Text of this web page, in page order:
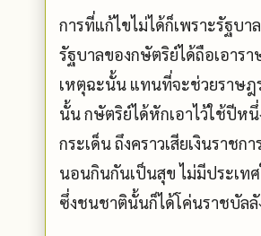
การที่แก้ไขไม่ได้ก็เพราะรัฐบ
รัฐบาลของกษัตริย์ได้ถือเอาร
เหตุฉะนั้น แทนที่จะช่วยราษฎ
นั้น กษัตริย์ได้หักเอาไว้ใช้ปีห
กระเด็น ถึงคราวเสียเงินราช
นอนกินกันเป็นสุข ไม่มีประเทศ
ซึ่งชนชาตินั้นก็ได้โค่นราชบัลลั